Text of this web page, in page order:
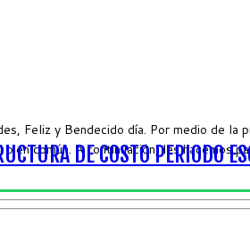
Feliz y Bendecido día. Por medio de la
común. A continuación, les hacemos
DE COSTO PERIODO